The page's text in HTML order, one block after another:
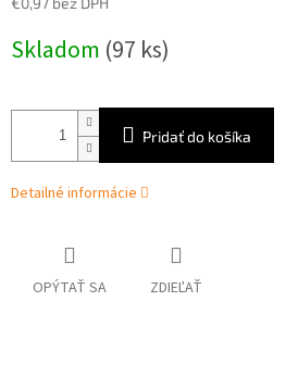
cena:
Skladom (97 ks)
Pridať do košíka
Detailné informácie
OPÝTAŤ SA ZDIEĽAŤ